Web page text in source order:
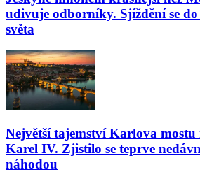
udivuje odborníky. Sjíždění se do
světa
Největší tajemství Karlova mostu
Karel IV. Zjistilo se teprve
náhodou